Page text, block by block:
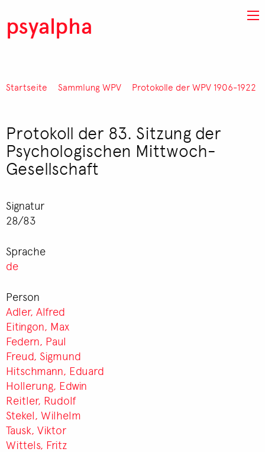
psyalpha
Pfadnavigation
Startseite Sammlung WPV Protokolle der WPV 1906-1922
Protokoll der 83. Sitzung der
Psychologischen Mittwoch-
Gesellschaft
Signatur
28/83
Sprache
de
Person
Adler, Alfred
Eitingon, Max
Federn, Paul
Freud, Sigmund
Hitschmann, Eduard
Hollerung, Edwin
Reitler, Rudolf
Stekel, Wilhelm
Tausk, Viktor
Wittels, Fritz